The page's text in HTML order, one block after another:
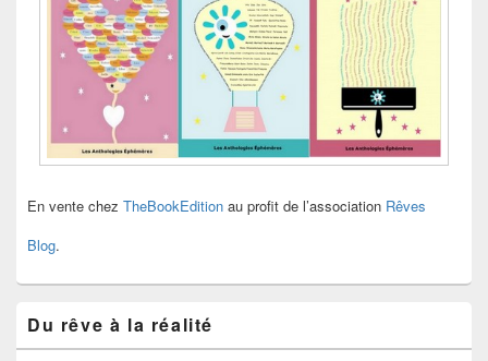
En vente chez TheBookEdition au profit de l’association Rêves
Blog.
Du rêve à la réalité